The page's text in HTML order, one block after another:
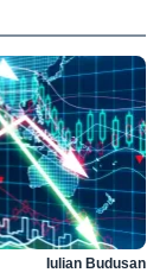
Iulian Budusan